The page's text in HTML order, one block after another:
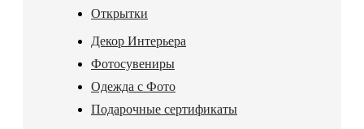
Открытки
Декор Интерьера
Фотосувениры
Одежда с Фото
Подарочные сертификаты